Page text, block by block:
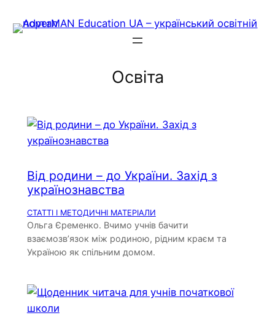
to
Освіта
Від родини – до України. Захід з
українознавства
СТАТТІ І МЕТОДИЧНІ МАТЕРІАЛИ
Ольга Єременко. Вчимо учнів бачити
взаємозв’язок між родиною, рідним краєм та
Україною як спільним домом.